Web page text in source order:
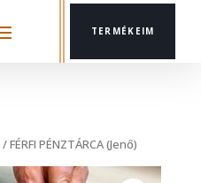
TERMÉKEIM
/ FÉRFI PÉNZTÁRCA (Jenő)